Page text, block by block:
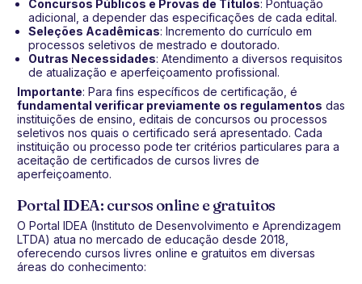
Concursos Públicos e Provas de Títulos: Pontuação
adicional, a depender das especificações de cada edital.
Seleções Acadêmicas: Incremento do currículo em
processos seletivos de mestrado e doutorado.
Outras Necessidades: Atendimento a diversos requisitos
de atualização e aperfeiçoamento profissional.
Importante: Para fins específicos de certificação, é
fundamental verificar previamente os regulamentos das
instituições de ensino, editais de concursos ou processos
seletivos nos quais o certificado será apresentado. Cada
instituição ou processo pode ter critérios particulares para a
aceitação de certificados de cursos livres de
aperfeiçoamento.
Portal IDEA: cursos online e gratuitos
O Portal IDEA (Instituto de Desenvolvimento e Aprendizagem
LTDA) atua no mercado de educação desde 2018,
oferecendo cursos livres online e gratuitos em diversas
áreas do conhecimento: